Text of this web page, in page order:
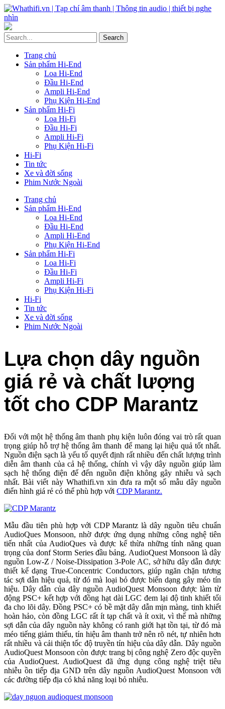
Trang chủ
Sản phẩm Hi-End
Loa Hi-End
Đầu Hi-End
Ampli Hi-End
Phụ Kiện Hi-End
Sản phẩm Hi-Fi
Loa Hi-Fi
Đầu Hi-Fi
Ampli Hi-Fi
Phụ Kiện Hi-Fi
Hi-Fi
Tin tức
Xe và đời sống
Phim Nước Ngoài
Trang chủ
Sản phẩm Hi-End
Loa Hi-End
Đầu Hi-End
Ampli Hi-End
Phụ Kiện Hi-End
Sản phẩm Hi-Fi
Loa Hi-Fi
Đầu Hi-Fi
Ampli Hi-Fi
Phụ Kiện Hi-Fi
Hi-Fi
Tin tức
Xe và đời sống
Phim Nước Ngoài
Lựa chọn dây nguồn
giá rẻ và chất lượng
tốt cho CDP Marantz
Đối với một hệ thống âm thanh phụ kiện luôn đóng vai trò rất quan
trọng giúp hỗ trợ hệ thống âm thanh để mang lại hiệu quả tốt nhất.
Nguồn điện sạch là yếu tố quyết định rất nhiều đến chất lượng trình
diễn âm thanh của cả hệ thống, chính vì vậy dây nguồn giúp làm
sạch hệ thống điện để đến nguồn điện không gây nhiễu và sạch
nhất. Bài viết này Whathifi.vn xin đưa ra một số mẫu dây nguồn
điển hình giá rẻ có thể phù hợp với CDP Marantz.
Mẫu đầu tiên phù hợp với CDP Marantz là dây nguồn tiêu chuẩn
AudioQues Monsoon, nhờ được ứng dụng những công nghệ tiên
tiến nhất của AudioQues và được kế thừa những tính năng quan
trọng của donf Storm Series đầu bảng. AudioQuest Monsoon là dây
nguồn Low-Z / Noise-Dissipation 3-Pole AC, sở hữu dây dẫn được
thiết kế dạng True-Concentric Conductors, giúp ngăn chặn tương
tác sợi dẫn hiệu quả, từ đó mà loại bỏ được biến dạng gây méo tín
hiệu. Dây dẫn của dây nguồn AudioQuest Monsoon được làm từ
động PSC+ kết hợp với đồng hạt dài LGC đem lại độ tinh khiết tối
đa cho lõi dây. Đồng PSC+ có bề mặt dây dẫn mịn màng, tinh khiết
hoàn hảo, còn đồng LGC rất ít tạp chất và ít oxit, vì thế mà những
sợi dẫn của dây nguồn này không có ranh giới hạt tồn tại, từ đó mà
méo tiếng giảm thiểu, tín hiệu âm thanh trở nên rõ nét, tự nhiên hơn
rất nhiều và cải thiện tốc độ truyền tín hiệu của dây dẫn. Dây nguồn
AudioQuest Monsoon còn được trang bị công nghệ Zero độc quyền
của AudioQuest. AudioQuest đã ứng dụng công nghệ triệt tiêu
nhiễu ồn tiếp địa GND trên dây nguồn AudioQuest Monsoon với
các đường tiếp địa có khả năng loại bỏ nhiễu.